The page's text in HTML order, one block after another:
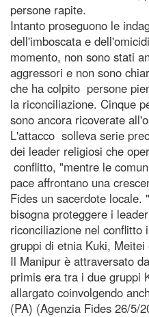
persone rapite.
Intanto proseguono le
dell'imboscata e
momento, non sono stati
aggressori e non sono
che ha colpito persone
la riconciliazione. Cinque
sono ancora ricoverate
L'attacco solleva serie
dei leader religiosi che
conflitto, "mentre le
pace affrontano una
Fides un sacerdote
bisogna proteggere i
riconciliazione nel conflitto
gruppi di etnia Kuki, Meitei
Il Manipur è attraversato
primis era tra i due gruppi
allargato coinvolgendo
(PA) (Agenzia Fides 26/5/